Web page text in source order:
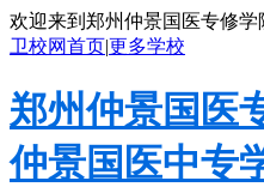
欢迎来到郑州仲景国医专修学
卫校网首页|更多学校
郑州仲景国医
仲景国医中专